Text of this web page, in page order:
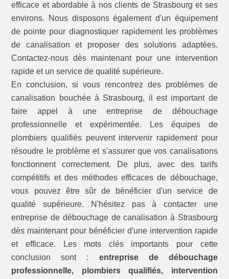
efficace et abordable à nos clients de Strasbourg et ses
environs. Nous disposons également d'un équipement
de pointe pour diagnostiquer rapidement les problèmes
de canalisation et proposer des solutions adaptées.
Contactez-nous dès maintenant pour une intervention
rapide et un service de qualité supérieure.
En conclusion, si vous rencontrez des problèmes de
canalisation bouchée à Strasbourg, il est important de
faire appel à une entreprise de débouchage
professionnelle et expérimentée. Les équipes de
plombiers qualifiés peuvent intervenir rapidement pour
résoudre le problème et s'assurer que vos canalisations
fonctionnent correctement. De plus, avec des tarifs
compétitifs et des méthodes efficaces de débouchage,
vous pouvez être sûr de bénéficier d'un service de
qualité supérieure. N'hésitez pas à contacter une
entreprise de débouchage de canalisation à Strasbourg
dès maintenant pour bénéficier d'une intervention rapide
et efficace. Les mots clés importants pour cette
conclusion sont : entreprise de débouchage
professionnelle, plombiers qualifiés, intervention